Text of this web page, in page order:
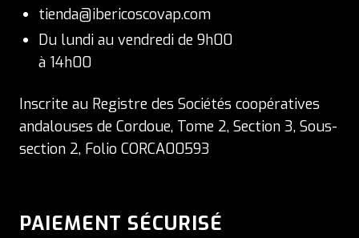
tienda@ibericoscovap.com
Du lundi au vendredi de 9h00
à 14h00
Inscrite au Registre des Sociétés coopératives
andalouses de Cordoue, Tome 2, Section 3, Sous-
section 2, Folio CORCA00593
PAIEMENT SÉCURISÉ